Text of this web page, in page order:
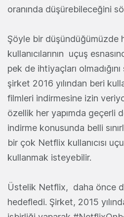
oranında düşürebileceğini
Şöyle bir düşündüğümüzde
kullanıcılarının uçuş
pek de ihtiyaçları
şirket 2016 yılından beri
filmleri indirmesine izin
özellik her yapımda geçerli
indirme konusunda belli
bir çok Netflix kullanıcısı
kullanmak isteyebilir.
Üstelik Netflix, daha önce
hedefledi. Şirket, 2015